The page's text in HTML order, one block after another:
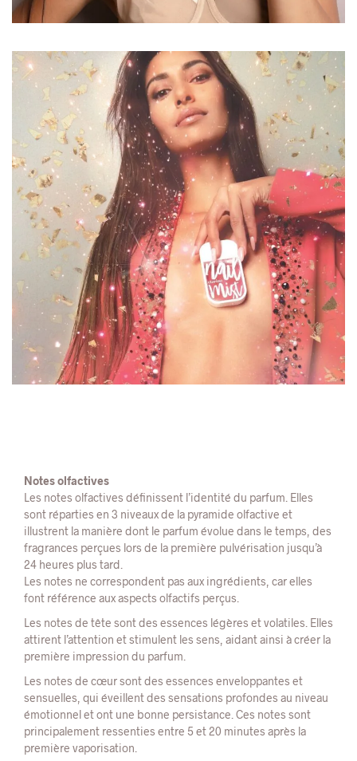
Notes olfactives
Les notes olfactives définissent l’identité du parfum. Elles
sont réparties en 3 niveaux de la pyramide olfactive et
illustrent la manière dont le parfum évolue dans le temps, des
fragrances perçues lors de la première pulvérisation jusqu’à
24 heures plus tard.
Les notes ne correspondent pas aux ingrédients, car elles
font référence aux aspects olfactifs perçus.
Les notes de tête sont des essences légères et volatiles. Elles
attirent l’attention et stimulent les sens, aidant ainsi à créer la
première impression du parfum.
Les notes de cœur sont des essences enveloppantes et
sensuelles, qui éveillent des sensations profondes au niveau
émotionnel et ont une bonne persistance. Ces notes sont
principalement ressenties entre 5 et 20 minutes après la
première vaporisation.